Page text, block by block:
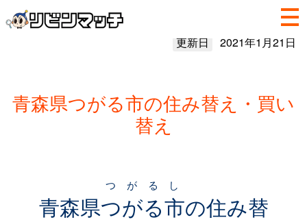
更新日 2021年1月21日
青森県つがる市の住み替え・買い
替え
青森県つがる市
つがるし
の住み替